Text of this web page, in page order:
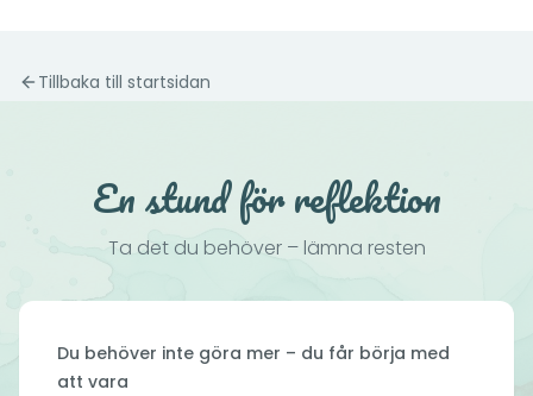
Tillbaka till startsidan
En stund för reflektion
Ta det du behöver – lämna resten
Du behöver inte göra mer – du får börja med
att vara